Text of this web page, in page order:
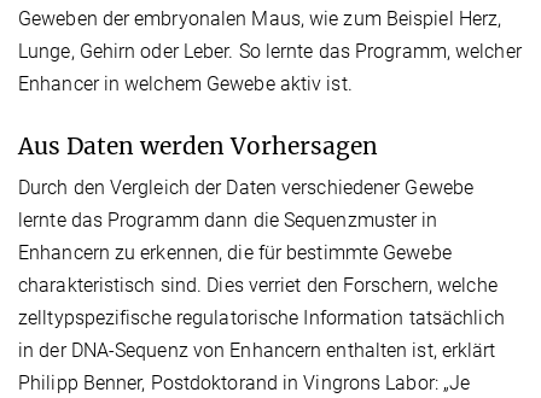
Geweben der embryonalen Maus, wie zum Beispiel Herz,
Lunge, Gehirn oder Leber. So lernte das Programm, welcher
Enhancer in welchem Gewebe aktiv ist.
Aus Daten werden Vorhersagen
Durch den Vergleich der Daten verschiedener Gewebe
lernte das Programm dann die Sequenzmuster in
Enhancern zu erkennen, die für bestimmte Gewebe
charakteristisch sind. Dies verriet den Forschern, welche
zelltypspezifische regulatorische Information tatsächlich
in der DNA-Sequenz von Enhancern enthalten ist, erklärt
Philipp Benner, Postdoktorand in Vingrons Labor: „Je